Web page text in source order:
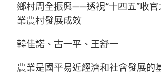
鄉村周全振興——透視“十四五”收官
業農村發展成效
韓佳諾、古一平、王舒一
農業是國平易近經濟和社會發展的